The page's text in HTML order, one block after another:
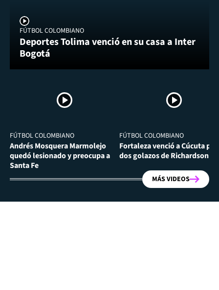
FÚTBOL COLOMBIANO
Deportes Tolima venció en su casa a Inter
Bogotá
FÚTBOL COLOMBIANO
Andrés Mosquera Marmolejo
quedó lesionado y preocupa a
Santa Fe
FÚTBOL COLOMBIANO
Fortaleza venció a Cúcuta por
dos golazos de Richardson
MÁS VIDEOS